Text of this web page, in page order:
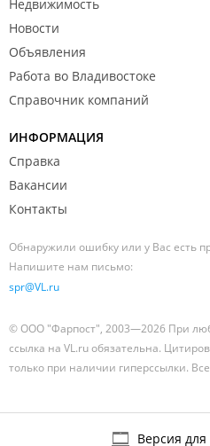
Недвижимость
Новости
Объявления
Работа во Владивостоке
Справочник компаний
ИНФОРМАЦИЯ
Справка
Вакансии
Контакты
Обнаружили ошибку или у Вас есть
Напишите нам письмо:
spr@VL.ru
© ООО "Фарпост", 2003—2026 При
ссылка на VL.ru обязательна.
только при наличии гиперссылки.
Версия